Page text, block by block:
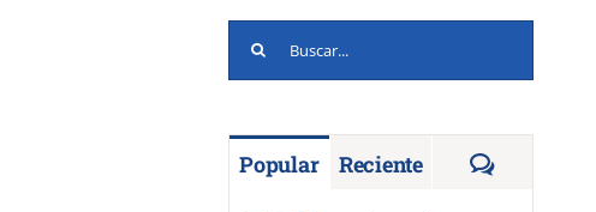
Buscar:
Popular Reciente